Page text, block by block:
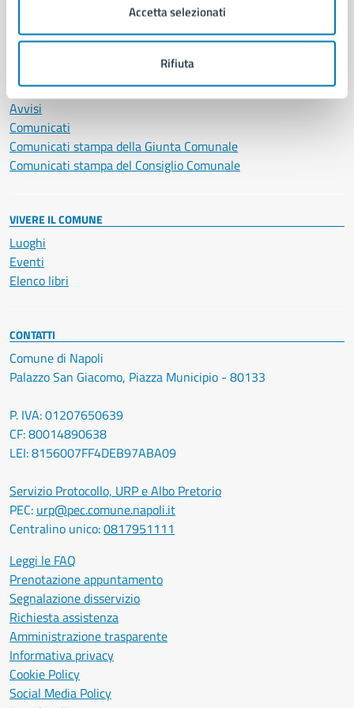
Accetta selezionati
Rifiuta
Notizie
Avvisi
Comunicati
Comunicati stampa della Giunta Comunale
Comunicati stampa del Consiglio Comunale
VIVERE IL COMUNE
Luoghi
Eventi
Elenco libri
CONTATTI
Comune di Napoli
Palazzo San Giacomo, Piazza Municipio - 80133
P. IVA: 01207650639
CF: 80014890638
LEI: 8156007FF4DEB97ABA09
Servizio Protocollo, URP e Albo Pretorio
PEC: urp@pec.comune.napoli.it
Centralino unico:0817951111
Leggi le FAQ
Prenotazione appuntamento
Segnalazione disservizio
Richiesta assistenza
Amministrazione trasparente
Informativa privacy
Cookie Policy
Social Media Policy